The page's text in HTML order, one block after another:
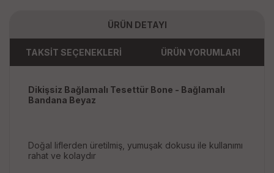
ÜRÜN DETAYI
TAKSİT SEÇENEKLERİ ÜRÜN YORUMLARI
Dikişsiz Bağlamalı Tesettür Bone - Bağlamalı
Bandana Beyaz
Doğal liflerden üretilmiş, yumuşak dokusu ile kullanımı
rahat ve kolaydır